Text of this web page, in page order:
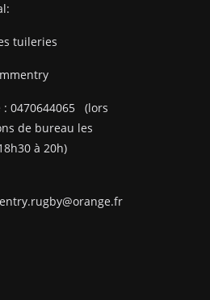
tuileries
: 0470644065
(lors
de bureau les
à 20h)